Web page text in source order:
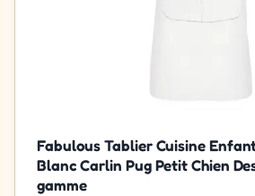
Fabulous Tablier Cuisine
Blanc Carlin Pug Petit Chien
gamme